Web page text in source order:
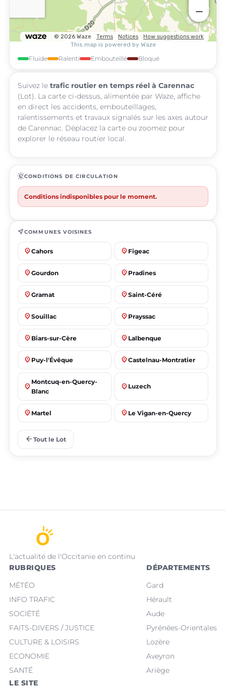
Fluide Ralenti Embouteillé Bloqué
Suivez le trafic routier en temps réel à Carennac
(Lot). La carte ci-dessus, alimentée par Waze, affiche
en direct les accidents, embouteillages,
ralentissements et travaux signalés sur les axes autour
de Carennac. Déplacez la carte ou zoomez pour
explorer le réseau routier local.
routineCONDITIONS DE CIRCULATION
Conditions indisponibles pour le moment.
near_meCOMMUNES VOISINES
place Cahors place Figeac
place Gourdon place Pradines
place Gramat place Saint-Céré
place Souillac place Prayssac
place Biars-sur-Cère place Lalbenque
place Puy-l'Évêque place Castelnau-Montratier
place
Montcuq-en-Quercy-
Blanc
place Luzech
place Martel place Le Vigan-en-Quercy
place
arrow_back Tout le Lot
L'actualité de l'Occitanie en continu
RUBRIQUES
MÉTÉO
INFO TRAFIC
SOCIÉTÉ
FAITS-DIVERS / JUSTICE
CULTURE & LOISIRS
ECONOMIE
SANTÉ
DÉPARTEMENTS
Gard
Hérault
Aude
Pyrénées-Orientales
Lozère
Aveyron
Ariège
LE SITE